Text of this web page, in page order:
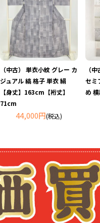
（中古） 単衣小紋 グレー カ
ジュアル 縞 格子 単衣 絹
【身丈】163cm【裄丈】
71cm
44,000円(税込)
（
セミ
め